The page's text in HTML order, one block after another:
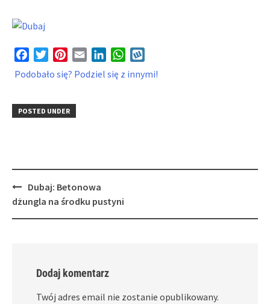
FacebookTwitterPinterest
Email LinkedInWhatsApp
Podobało się? Podziel się z innymi!
POSTED UNDER
Post
navigation
Dubaj: Betonowa
dżungla na środku pustyni
Dodaj komentarz
Twój adres email nie zostanie opublikowany.